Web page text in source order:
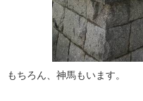
もちろん、神馬もいます。